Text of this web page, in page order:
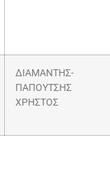
ΔΙΑΜΑΝΤΗΣ-
ΠΑΠΟΥΤΣΗΣ
ΧΡΗΣΤΟΣ